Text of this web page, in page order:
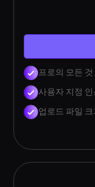
프로의 모든 것
사용자 지정
업로드 파일